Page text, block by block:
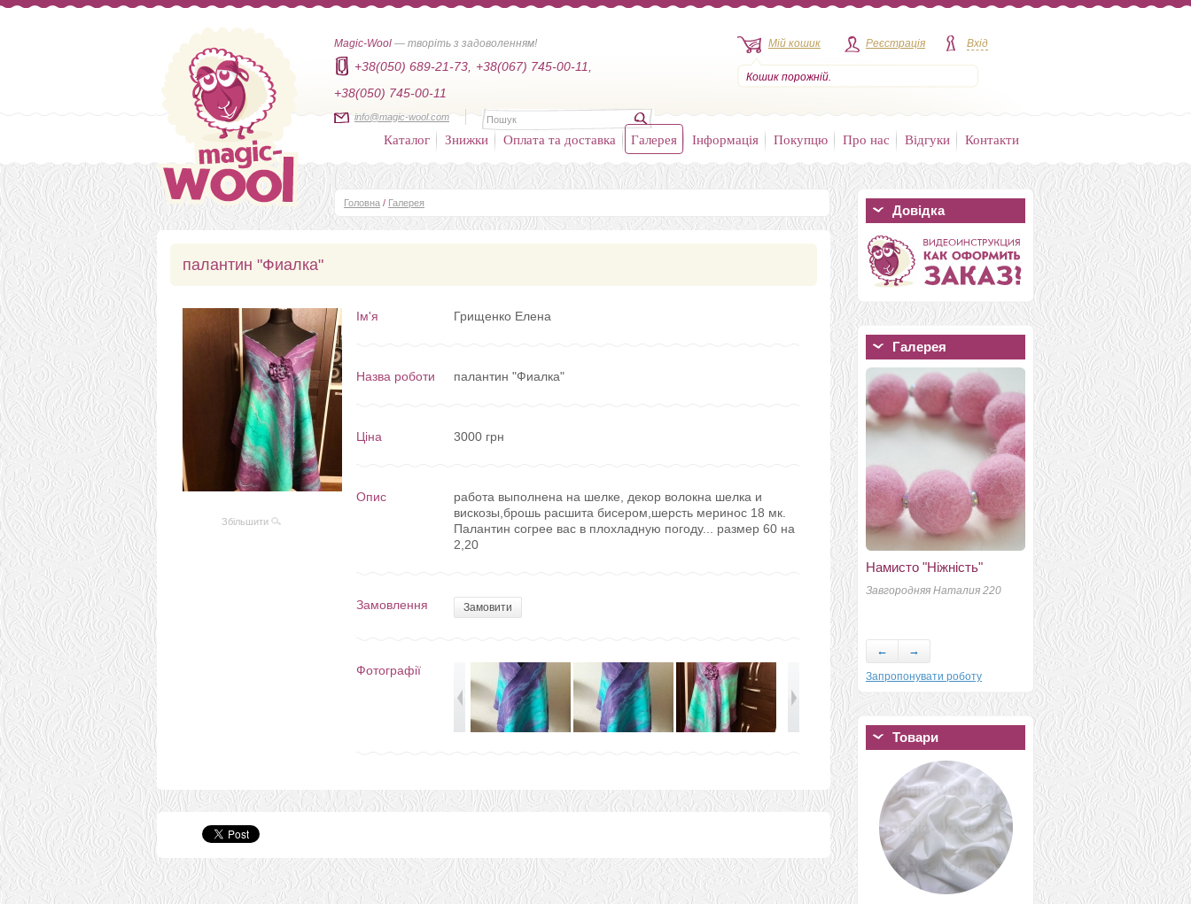
Magic-Wool — творіть з задоволенням!
+38(050) 689-21-73,
+38(067) 745-00-11,
+38(050) 745-00-11
info@magic-wool.com
Мій кошик
Кошик порожній.
Реєстрація Вхід
Каталог Знижки Оплата та доставка Галерея Інформація Покупцю Про нас Відгуки Контакти
Довідка
Галерея
Намисто "Ніжність"
Завгородняя Наталия 220
СнежИк
Королева Светлана
← →
Запропонувати роботу
Товари
Головна / Галерея
палантин "Фиалка"
Збільшити
Ім'я Грищенко Елена
Назва роботи палантин "Фиалка"
Ціна 3000 грн
Опис
работа выполнена на шелке, декор волокна шелка и
вискозы,брошь расшита бисером,шерсть меринос 18 мк.
Палантин согрее вас в плохладную погоду... размер 60 на
2,20
Замовлення Замовити
Фотографії